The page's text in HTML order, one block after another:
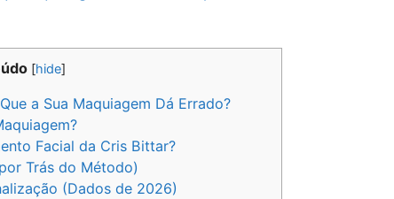
[hide]
a Sua Maquiagem Dá Errado?
Facial da Cris Bittar?
Trás do Método)
(Dados de 2026)